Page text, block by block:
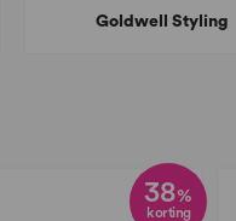
Goldwell Styling
38%
korting